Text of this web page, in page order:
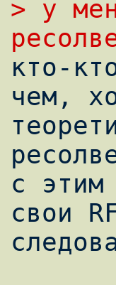
> у
кто-
чем,
с этим
свои